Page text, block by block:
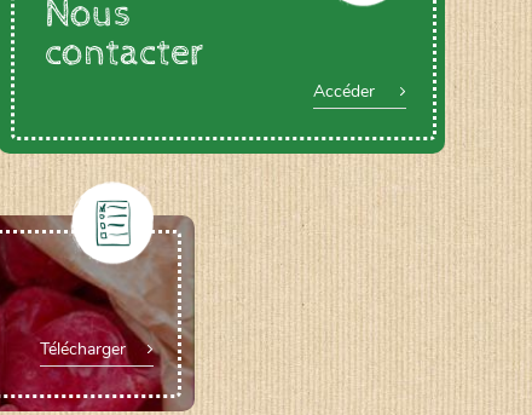
Nous
contacter
Accéder
Télécharger